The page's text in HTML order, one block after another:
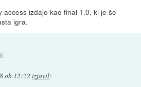
access izdajo kao final 1.0, ki je še
igra.
ob 12:22 izjavil: